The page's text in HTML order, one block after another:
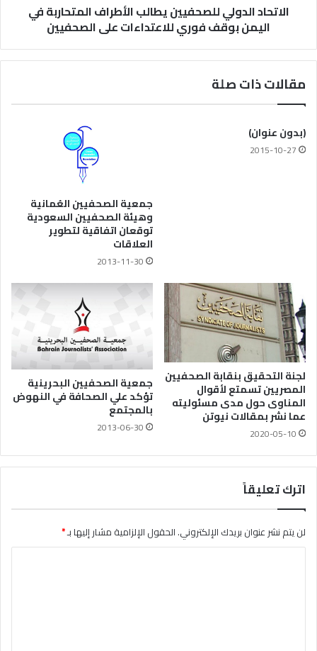
الاتحاد الدولي للصحفيين يطالب الأطراف المتحاربة في
اليمن بوقف فوري للاعتداءات على الصحفيين
مقالات ذات صلة
(بدون عنوان)
2015-10-27
جمعية الصحفيين العُمانية
وهيئة الصحفيين السعودية
توقعان اتفاقية لتطوير
العلاقات
2013-11-30
لجنة التحقيق بنقابة الصحفيين
المصريين تسمتع لأقوال
المناوى حول مدى مسئوليته
عما نشر بمقالات نيوتن
2020-05-10
جمعية الصحفيين البحرينية
تؤكد علي الصحافة في النهوض
بالمجتمع
2013-06-30
اترك تعليقاً
لن يتم نشر عنوان بريدك الإلكتروني.الحقول الإلزامية مشار إليها بـ*